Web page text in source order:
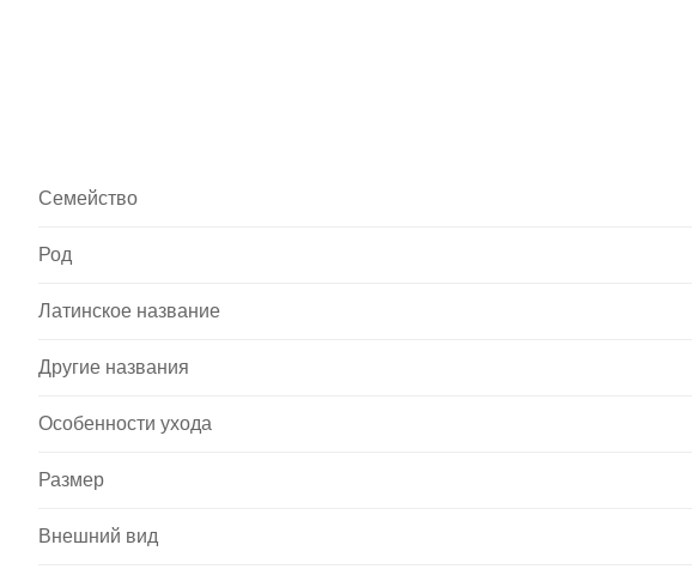
Семейство
Род
Латинское название
Другие названия
Особенности ухода
Размер
Внешний вид